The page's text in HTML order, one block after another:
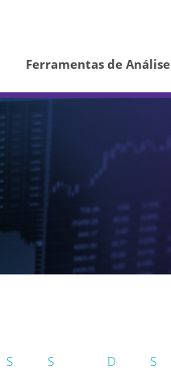
Ferramentas de Análise
S S D S